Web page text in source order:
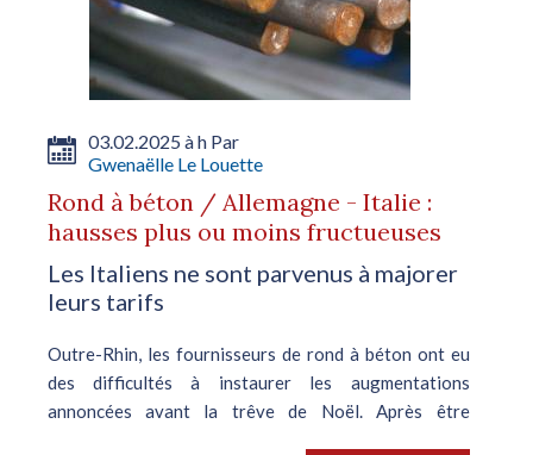
03.02.2025 à h Par
Gwenaëlle Le Louette
Rond à béton / Allemagne - Italie :
hausses plus ou moins fructueuses
Les Italiens ne sont parvenus à majorer
leurs tarifs
Outre-Rhin, les fournisseurs de rond à béton ont eu
des difficultés à instaurer les augmentations
annoncées avant la trêve de Noël. Après être